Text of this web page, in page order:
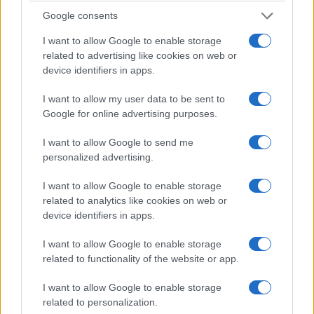
Google consents
I want to allow Google to enable storage
related to advertising like cookies on web or
device identifiers in apps.
I want to allow my user data to be sent to
Google for online advertising purposes.
I want to allow Google to send me
personalized advertising.
I want to allow Google to enable storage
related to analytics like cookies on web or
device identifiers in apps.
I want to allow Google to enable storage
related to functionality of the website or app.
I want to allow Google to enable storage
related to personalization.
Un’altra persona è stata denunciata dopo essere
oggetti considerati atti ad offendere. Altri 22
stranieri maggiorenni sono invece finiti nei guai
per il presuntofurto aggravato di energia
elettrica: secondo quanto accertato dagli
investigatori, erano stati predisposti collegamenti
abusivi alla rete pubblica.
Complessivamente, nel campo di Poggioreale
sono statiidentificati 65 stranieri adulti, 41 dei